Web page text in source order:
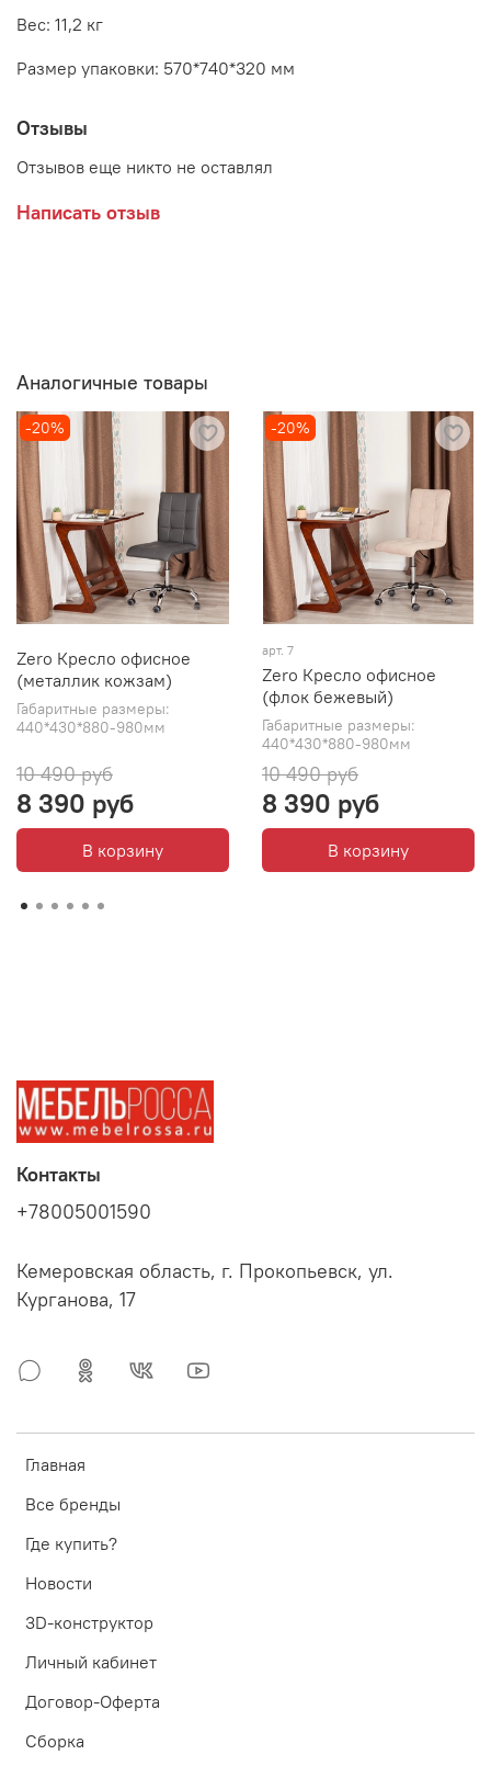
Вес: 11,2 кг
Размер упаковки: 570*740*320 мм
Отзывы
Отзывов еще никто не оставлял
Написать отзыв
Аналогичные товары
-20%
Zero Кресло офисное
(металлик кожзам)
Габаритные размеры:
440*430*880-980мм
10 490 руб
8 390 руб
В корзину
-20%
арт. 7
Zero Кресло офисное
(флок бежевый)
Габаритные размеры:
440*430*880-980мм
10 490 руб
8 390 руб
В корзину
Главная
Все бренды
Где купить?
Новости
3D-конструктор
Личный кабинет
Договор-Оферта
Сборка
Контакты
+78005001590
Кемеровская область, г. Прокопьевск, ул.
Курганова, 17